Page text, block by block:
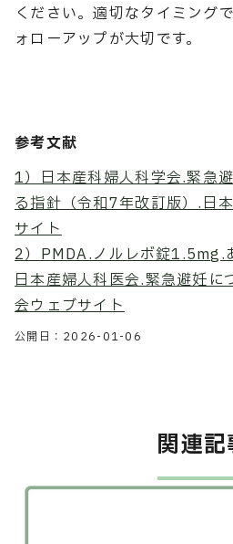
ください。適切なタイミング
ォローアップが大切です。
参考文献
1）日本産科婦人科学会.緊急
る指針（令和7年改訂版）.日
サイト
2）PMDA.ノルレボ錠1.5mg.
日本産婦人科医会.緊急避妊に
会ウェブサイト
公開日： 2026-01-06
関連記